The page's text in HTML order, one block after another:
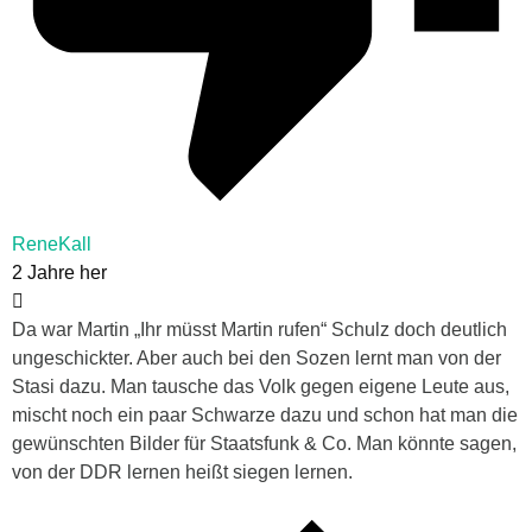
ReneKall
2 Jahre her
Da war Martin „Ihr müsst Martin rufen“ Schulz doch deutlich
ungeschickter. Aber auch bei den Sozen lernt man von der
Stasi dazu. Man tausche das Volk gegen eigene Leute aus,
mischt noch ein paar Schwarze dazu und schon hat man die
gewünschten Bilder für Staatsfunk & Co. Man könnte sagen,
von der DDR lernen heißt siegen lernen.